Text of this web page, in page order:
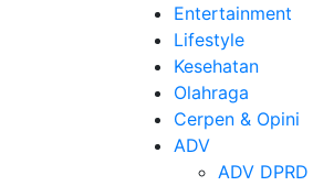
Entertainment
Lifestyle
Kesehatan
Olahraga
Cerpen & Opini
ADV
ADV